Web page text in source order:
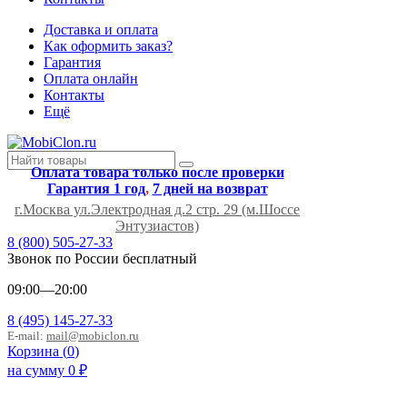
Доставка и оплата
Как оформить заказ?
Гарантия
Оплата онлайн
Контакты
Ещё
Оплата товара только после проверки
Гарантия 1 год, 7 дней на возврат
г.Москва ул.Электродная д.2 стр. 29 (м.Шоссе
Энтузиастов)
8 (800) 505-27-33
Звонок по России бесплатный
09:00—20:00
8 (495) 145-27-33
E-mail: mail@mobiclon.ru
Корзина (0)
на сумму 0 ₽